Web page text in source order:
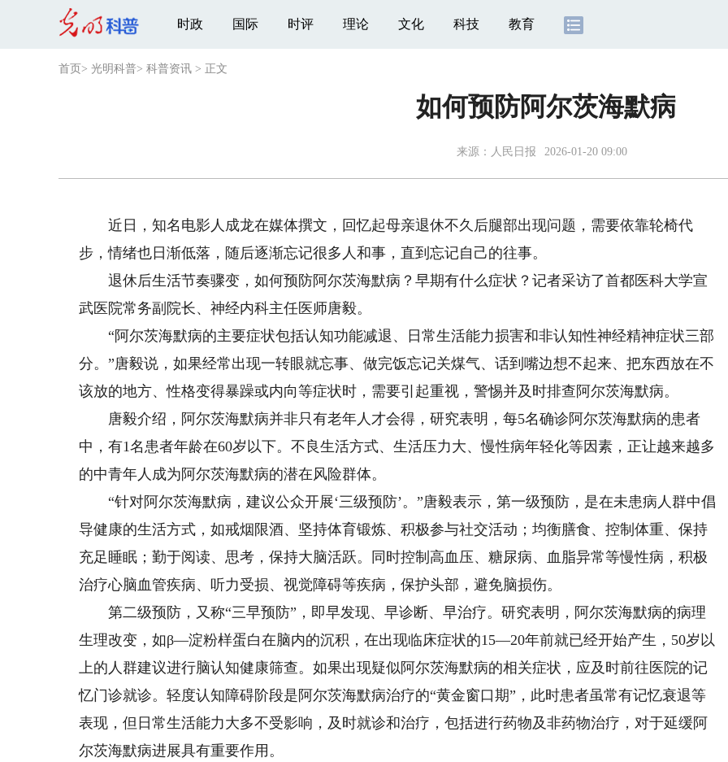
时政 国际 时评 理论 文化 科技 教育
首页 > 光明科普> 科普资讯 > 正文
如何预防阿尔茨海默病
来源： 人民日报 2026-01-20 09:00
近日，知名电影人成龙在媒体撰文，回忆起母亲退休不久后腿部出现问题，需要依靠轮椅代
步，情绪也日渐低落，随后逐渐忘记很多人和事，直到忘记自己的往事。
退休后生活节奏骤变，如何预防阿尔茨海默病？早期有什么症状？记者采访了首都医科大学宣
武医院常务副院长、神经内科主任医师唐毅。
“阿尔茨海默病的主要症状包括认知功能减退、日常生活能力损害和非认知性神经精神症状三部
分。”唐毅说，如果经常出现一转眼就忘事、做完饭忘记关煤气、话到嘴边想不起来、把东西放在不
该放的地方、性格变得暴躁或内向等症状时，需要引起重视，警惕并及时排查阿尔茨海默病。
唐毅介绍，阿尔茨海默病并非只有老年人才会得，研究表明，每5名确诊阿尔茨海默病的患者
中，有1名患者年龄在60岁以下。不良生活方式、生活压力大、慢性病年轻化等因素，正让越来越多
的中青年人成为阿尔茨海默病的潜在风险群体。
“针对阿尔茨海默病，建议公众开展‘三级预防’。”唐毅表示，第一级预防，是在未患病人群中倡
导健康的生活方式，如戒烟限酒、坚持体育锻炼、积极参与社交活动；均衡膳食、控制体重、保持
充足睡眠；勤于阅读、思考，保持大脑活跃。同时控制高血压、糖尿病、血脂异常等慢性病，积极
治疗心脑血管疾病、听力受损、视觉障碍等疾病，保护头部，避免脑损伤。
第二级预防，又称“三早预防”，即早发现、早诊断、早治疗。研究表明，阿尔茨海默病的病理
生理改变，如β—淀粉样蛋白在脑内的沉积，在出现临床症状的15—20年前就已经开始产生，50岁以
上的人群建议进行脑认知健康筛查。如果出现疑似阿尔茨海默病的相关症状，应及时前往医院的记
忆门诊就诊。轻度认知障碍阶段是阿尔茨海默病治疗的“黄金窗口期”，此时患者虽常有记忆衰退等
表现，但日常生活能力大多不受影响，及时就诊和治疗，包括进行药物及非药物治疗，对于延缓阿
尔茨海默病进展具有重要作用。